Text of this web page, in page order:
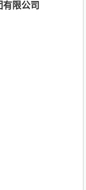
限公司